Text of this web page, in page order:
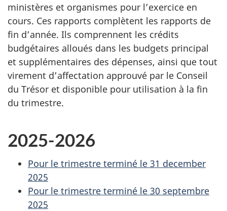
ministères et organismes pour l’exercice en
cours. Ces rapports complètent les rapports de
fin d’année. Ils comprennent les crédits
budgétaires alloués dans les budgets principal
et supplémentaires des dépenses, ainsi que tout
virement d’affectation approuvé par le Conseil
du Trésor et disponible pour utilisation à la fin
du trimestre.
2025-2026
Pour le trimestre terminé le 31 december
2025
Pour le trimestre terminé le 30 septembre
2025